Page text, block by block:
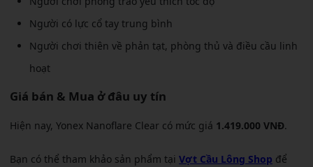
Người có lực cổ tay trung bình
Người chơi thiên về phản tạt, phòng thủ và điều cầu linh
hoạt
Giá bán & Mua ở đâu uy tín
Hiện nay, Yonex Nanoflare Clear có mức giá 1.419.000 VNĐ.
Bạn có thể tham khảo sản phẩm tại Vợt Cầu Lông Shop để